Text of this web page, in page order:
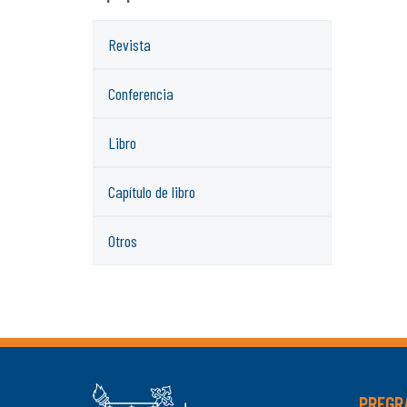
Revista
Conferencia
Libro
Capítulo de libro
Otros